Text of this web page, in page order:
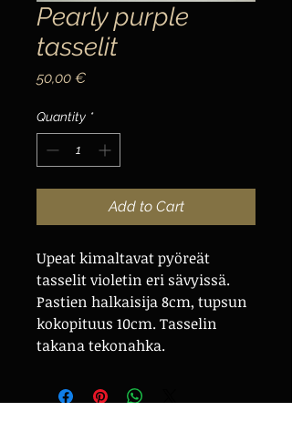
Pearly purple
tasselit
50,00 €Price
Quantity *
Add to Cart
Upeat kimaltavat pyöreät
tasselit violetin eri sävyissä.
Pastien halkaisija 8cm, tupsun
kokopituus 10cm. Tasselin
takana tekonahka.
Voit myös tilata Olivialta